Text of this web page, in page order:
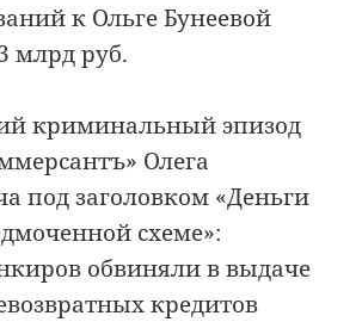
к Ольге Бунеевой
млрд руб.
криминальный эпизод
Олега
под заголовком «Деньги
схеме»:
обвиняли в выдаче
кредитов